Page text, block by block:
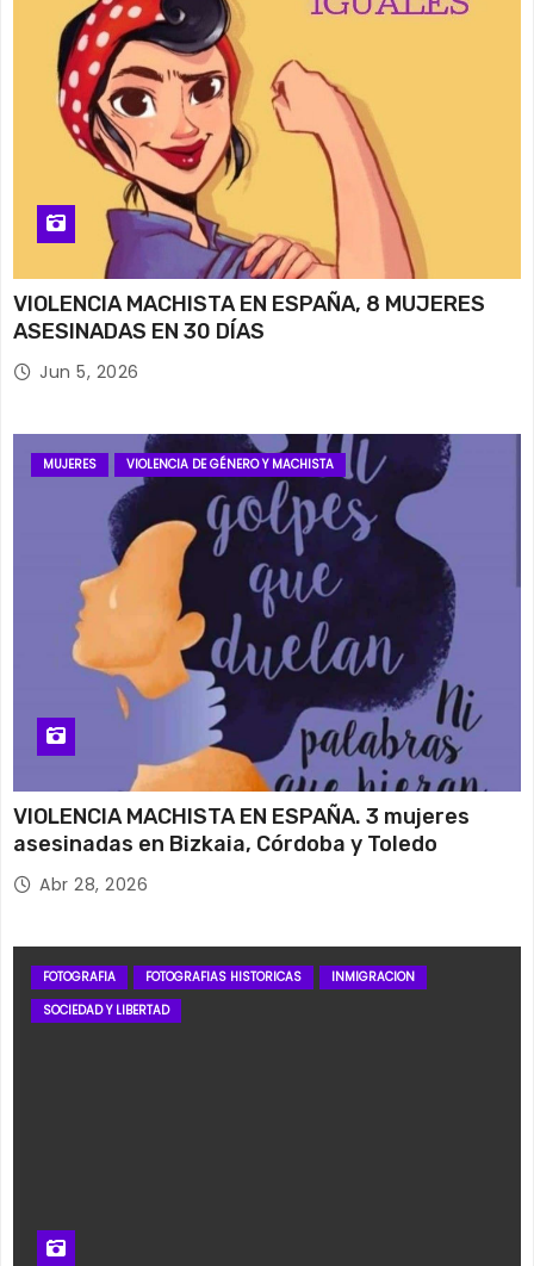
VIOLENCIA MACHISTA EN ESPAÑA, 8 MUJERES
ASESINADAS EN 30 DÍAS
Jun 5, 2026
MUJERES VIOLENCIA DE GÉNERO Y MACHISTA
VIOLENCIA MACHISTA EN ESPAÑA. 3 mujeres
asesinadas en Bizkaia, Córdoba y Toledo
Abr 28, 2026
FOTOGRAFIA FOTOGRAFIAS HISTORICAS
INMIGRACION
SOCIEDAD Y LIBERTAD